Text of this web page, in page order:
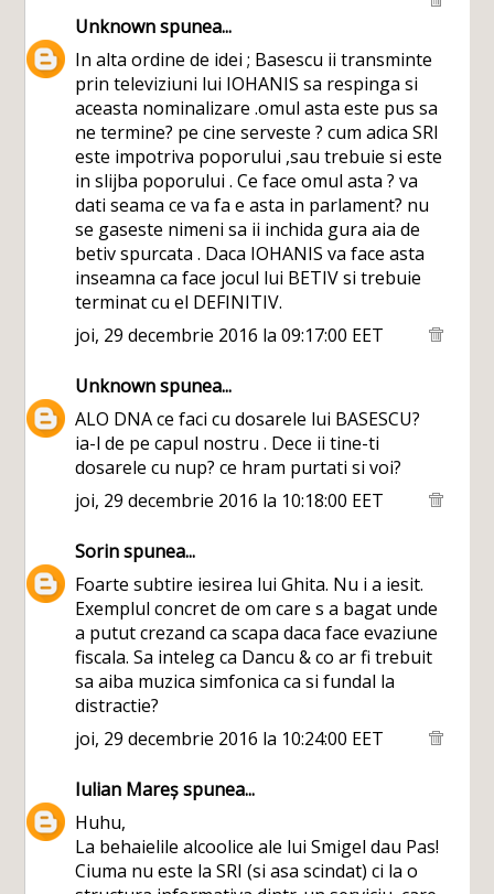
Unknownspunea...
In alta ordine de idei ; Basescu ii transminte
prin televiziuni lui IOHANIS sa respinga si
aceasta nominalizare .omul asta este pus sa
ne termine? pe cine serveste ? cum adica SRI
este impotriva poporului ,sau trebuie si este
in slijba poporului . Ce face omul asta ? va
dati seama ce va fa e asta in parlament? nu
se gaseste nimeni sa ii inchida gura aia de
betiv spurcata . Daca IOHANIS va face asta
inseamna ca face jocul lui BETIV si trebuie
terminat cu el DEFINITIV.
joi, 29 decembrie 2016 la 09:17:00 EET
Unknownspunea...
ALO DNA ce faci cu dosarele lui BASESCU?
ia-l de pe capul nostru . Dece ii tine-ti
dosarele cu nup? ce hram purtati si voi?
joi, 29 decembrie 2016 la 10:18:00 EET
Sorinspunea...
Foarte subtire iesirea lui Ghita. Nu i a iesit.
Exemplul concret de om care s a bagat unde
a putut crezand ca scapa daca face evaziune
fiscala. Sa inteleg ca Dancu & co ar fi trebuit
sa aiba muzica simfonica ca si fundal la
distractie?
joi, 29 decembrie 2016 la 10:24:00 EET
Iulian Mareșspunea...
Huhu,
La behaielile alcoolice ale lui Smigel dau Pas!
Ciuma nu este la SRI (si asa scindat) ci la o